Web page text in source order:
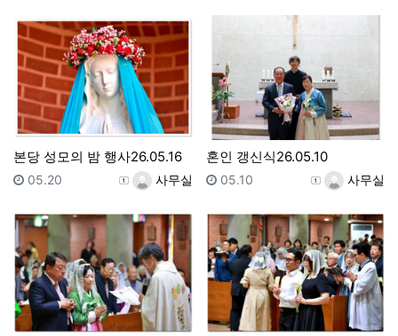
본당 성모의 밤 행사26.05.16
등록자사무실
등록일
05.20
혼인 갱신식26.05.10
등록자 사무실
등록일
05.10